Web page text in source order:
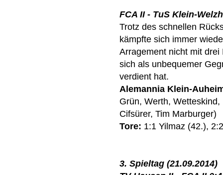
FCA II - TuS Klein-
Trotz des schnellen
kämpfte sich immer
Arragement nicht mit
sich als unbequemer
verdient hat.
Alemannia Klein-
Grün, Werth,
Cifsürer, Tim Marburger)
Tore: 1:1 Yilmaz (42.),
3. Spieltag (21.09.2014)